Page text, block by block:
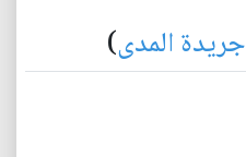
جريدة المدى)